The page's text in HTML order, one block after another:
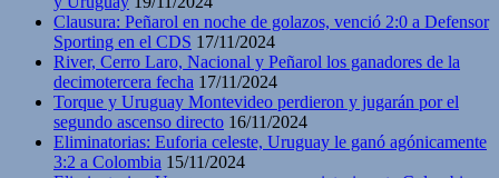
Clausura: Peñarol en noche de golazos, venció 2:0 a Defensor
Sporting en el CDS 17/11/2024
River, Cerro Laro, Nacional y Peñarol los ganadores de la
decimotercera fecha 17/11/2024
Torque y Uruguay Montevideo perdieron y jugarán por el
segundo ascenso directo 16/11/2024
Eliminatorias: Euforia celeste, Uruguay le ganó agónicamente
3:2 a Colombia 15/11/2024